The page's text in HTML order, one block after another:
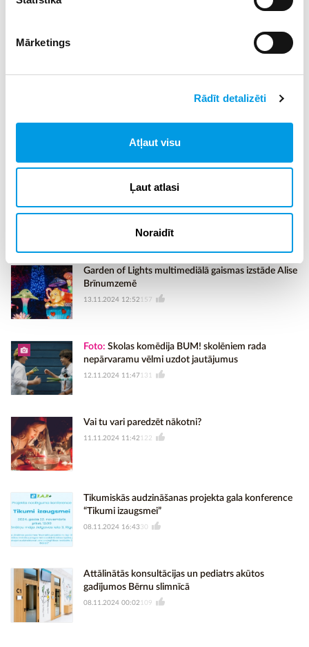
Mārketings
Rādīt detalizēti
Atļaut visu
Ļaut atlasi
Noraidīt
uzsvaru uz Eiropas Savienības un tās dalībvalstu, kā arī
programmā ir iekļauti ar komercdarbību saistīti
Aicina piedalīties Latvijas Skolēnu matemātiskās
analīzes turnīrā
Garden of Lights multimediālā gaismas izstāde Alise
Brīnumzemē
13.11.2024 12:52 157
Foto: Skolas komēdija BUM! skolēniem rada
nepārvaramu vēlmi uzdot jautājumus
12.11.2024 11:47131
Vai tu vari paredzēt nākotni?
11.11.2024 11:42 122
Tikumiskās audzināšanas projekta gala konference
“Tikumi izaugsmei”
08.11.2024 16:43 30
Attālinātās konsultācijas un pediatrs akūtos
gadījumos Bērnu slimnīcā
08.11.2024 00:02 109